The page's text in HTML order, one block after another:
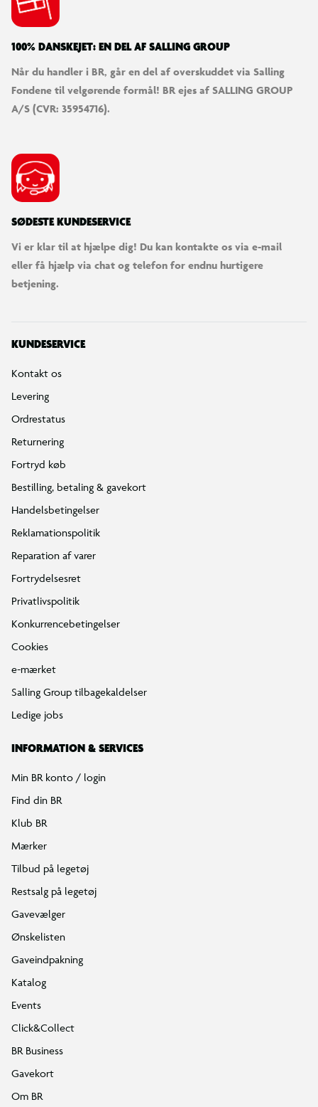
100% DANSKEJET: EN DEL AF SALLING GROUP
Når du handler i BR, går en del af overskuddet via Salling
Fondene til velgørende formål! BR ejes af SALLING GROUP
A/S (CVR: 35954716).
SØDESTE KUNDESERVICE
Vi er klar til at hjælpe dig! Du kan kontakte os via e-mail
eller få hjælp via chat og telefon for endnu hurtigere
betjening.
KUNDESERVICE
Kontakt os
Levering
Ordrestatus
Returnering
Fortryd køb
Bestilling, betaling & gavekort
Handelsbetingelser
Reklamationspolitik
Reparation af varer
Fortrydelsesret
Privatlivspolitik
Konkurrencebetingelser
Cookies
e-mærket
Salling Group tilbagekaldelser
Ledige jobs
INFORMATION & SERVICES
Min BR konto / login
Find din BR
Klub BR
Mærker
Tilbud på legetøj
Restsalg på legetøj
Gavevælger
Ønskelisten
Gaveindpakning
Katalog
Events
Click&Collect
BR Business
Gavekort
Om BR